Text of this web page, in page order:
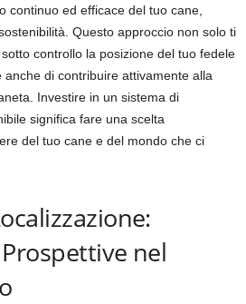
continuo ed efficace del tuo cane,
Questo approccio non solo ti
controllo la posizione del tuo fedele
di contribuire attivamente alla
Investire in un sistema di
significa fare una scelta
del tuo cane e del mondo che ci
nel